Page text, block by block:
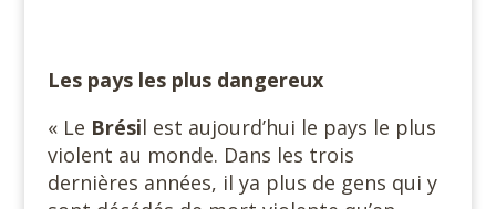
Les pays les plus dangereux
« Le Brésil est aujourd’hui le pays le plus
violent au monde. Dans les trois
dernières années, il ya plus de gens qui y